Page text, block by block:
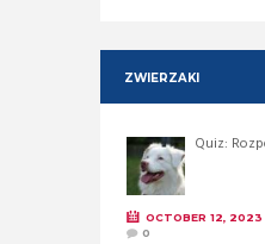
ZWIERZAKI
Quiz:
OCTOBER 12, 2023
0